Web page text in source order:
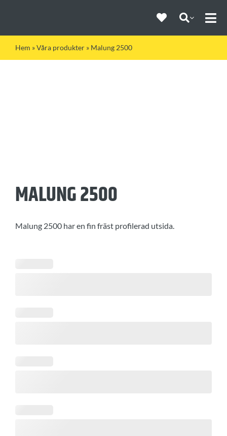
Hem »Våra produkter » Malung 2500
MALUNG 2500
Malung 2500 har en fin fräst profilerad utsida.